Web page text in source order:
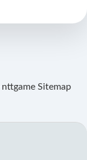
nttgame Sitemap